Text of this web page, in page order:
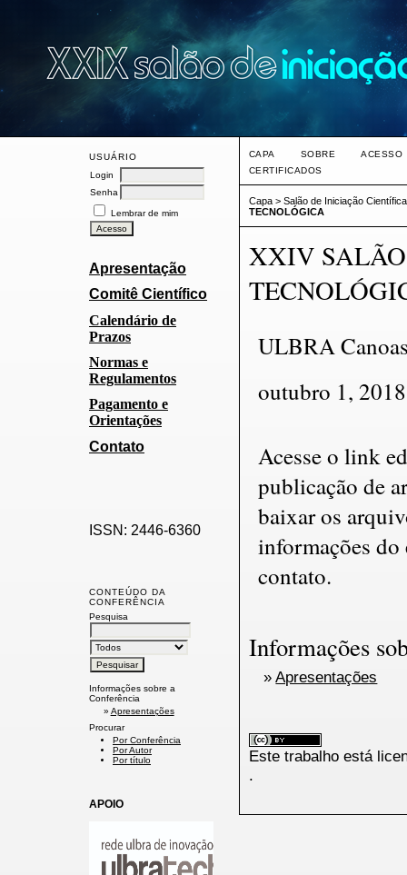
USUÁRIO
Login
Senha
Lembrar de mim
Apresentação
Comitê Científico
Calendário de
Prazos
Normas e
Regulamentos
Pagamento e
Orientações
Contato
ISSN: 2446-6360
CONTEÚDO DA
CONFERÊNCIA
Pesquisa
Informações sobre a
Conferência
» Apresentações
Procurar
Por Conferência
Por Autor
Por título
APOIO
CAPA SOBRE
ACESSO
CERTIFICADOS
Capa> Salão de Iniciação
TECNOLÓGICA
XXIV
ULBRA
outubro 1,
Acesse o link
publicação de
baixar os
informações do
contato.
Informações
»Apresentações
Este trabalho está
.